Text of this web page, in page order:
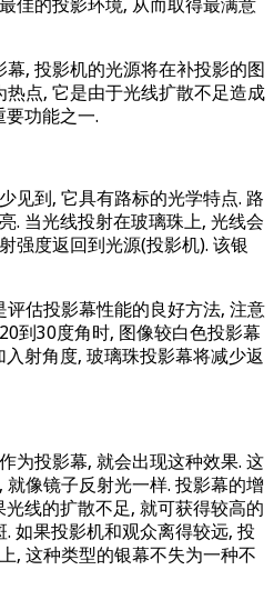
佳的投影环境, 从而取得最满意
, 投影机的光源将在补投影的图
点, 它是由于光线扩散不足造成
要功能之一.
见到, 它具有路标的光学特点. 路
. 当光线投射在玻璃珠上, 光线会
强度返回到光源(投影机). 该银
评估投影幕性能的良好方法, 注意
到30度角时, 图像较白色投影幕
入射角度, 玻璃珠投影幕将减少返
为投影幕, 就会出现这种效果. 这
像镜子反射光一样. 投影幕的增
线的扩散不足, 就可获得较高的
如果投影机和观众离得较远, 投
, 这种类型的银幕不失为一种不